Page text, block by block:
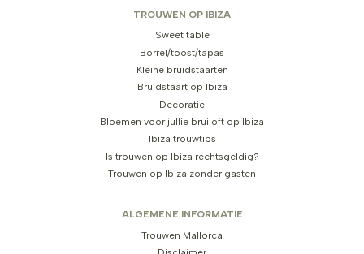
TROUWEN OP IBIZA
Sweet table
Borrel/toost/tapas
Kleine bruidstaarten
Bruidstaart op Ibiza
Decoratie
Bloemen voor jullie bruiloft op Ibiza
Ibiza trouwtips
Is trouwen op Ibiza rechtsgeldig?
Trouwen op Ibiza zonder gasten
ALGEMENE INFORMATIE
Trouwen Mallorca